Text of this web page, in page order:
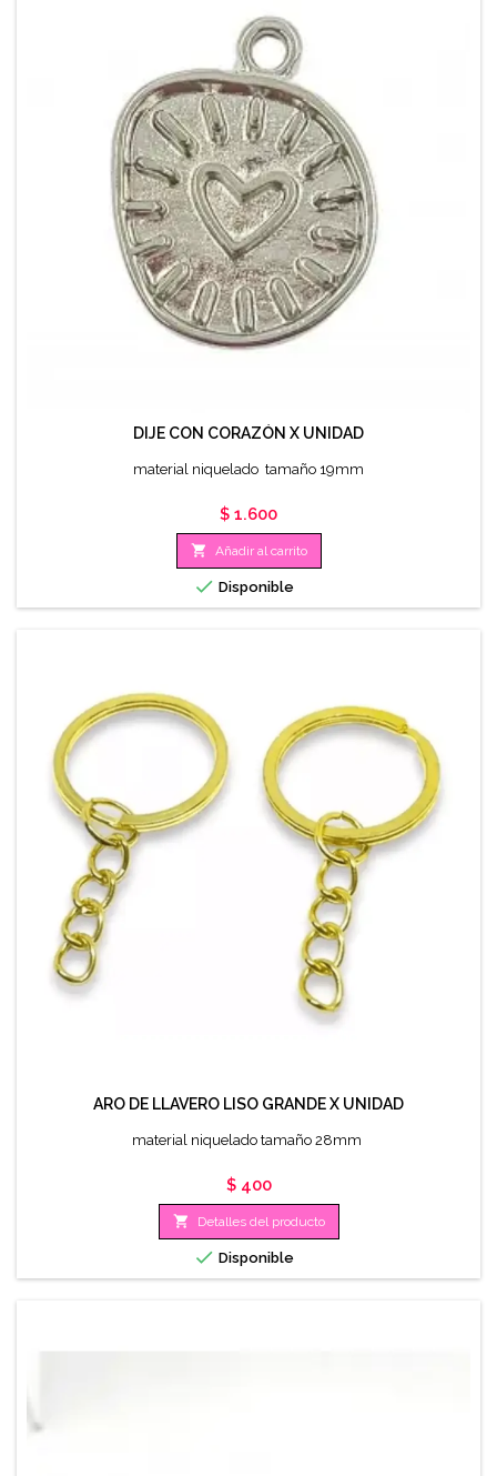
DIJE CON CORAZÓN X UNIDAD
material niquelado tamaño 19mm
Precio
$ 1.600
 Añadir al carrito
 Disponible
ARO DE LLAVERO LISO GRANDE X UNIDAD
material niquelado tamaño 28mm
Precio
$ 400
 Detalles del producto
 Disponible